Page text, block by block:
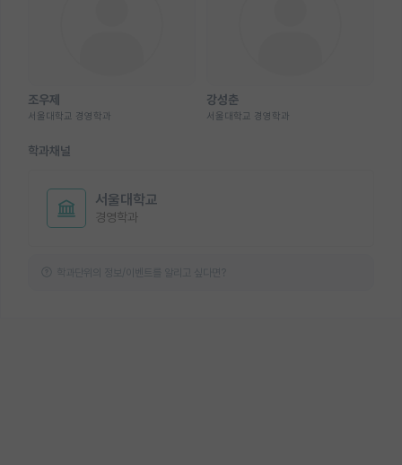
조우제
서울대학교 경영학과
강성춘
서울대학교 경영학과
학과채널
서울대학교
경영학과
학과단위의 정보/이벤트를 알리고 싶다면?